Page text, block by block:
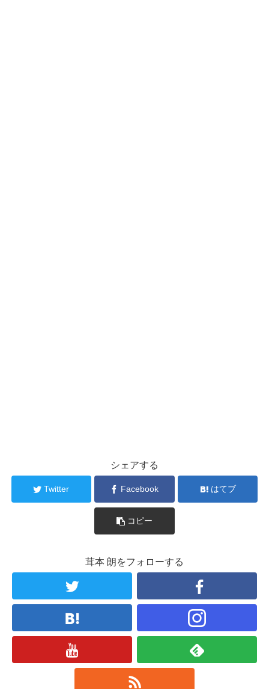
シェアする
Twitter Facebook はてブ
コピー
茸本 朗をフォローする